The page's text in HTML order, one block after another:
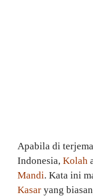
Apabila di
Indonesia, Kolah
Mandi. Kata ini
Kasar yang